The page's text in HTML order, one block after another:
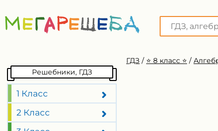
Решебники, ГДЗ
1 Класс
2 Класс
ГДЗ / ⭐️ 8 класс ⭐️ /